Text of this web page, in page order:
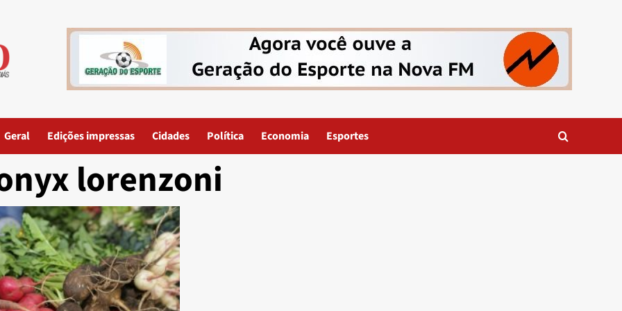
Geral Edições impressas Cidades Política Economia Esportes
lorenzoni